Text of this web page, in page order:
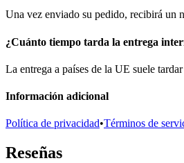
Una vez enviado su pedido, recibirá un
¿Cuánto tiempo tarda la entrega
La entrega a países de la UE suele
Información adicional
Política de privacidad•Términos de
Reseñas